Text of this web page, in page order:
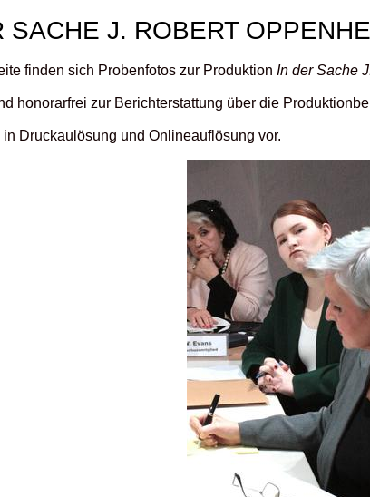
SACHE J. ROBERT
finden sich Probenfotos zur Produktion In der Sache
honorarfrei zur Berichterstattung über die
Druckaulösung und Onlineauflösung vor.